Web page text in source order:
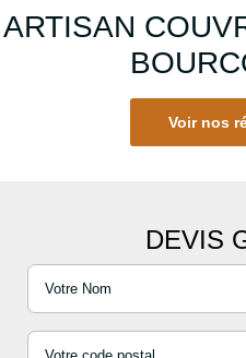
ARTISAN
Voir nos
DEVIS